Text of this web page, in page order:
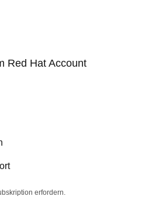
Red Hat Account
erfordern.